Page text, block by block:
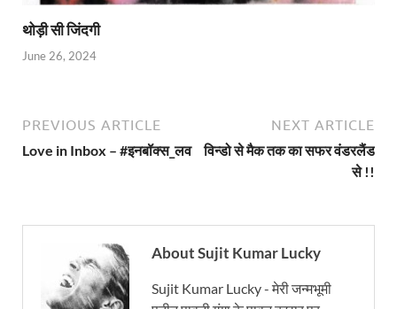
थोड़ी सी जिंदगी
June 26, 2024
PREVIOUS ARTICLE
Love in Inbox – #इनबॉक्स_लव
NEXT ARTICLE
विन्डो से मैक तक का सफर वंडरलैंड
से !!
About Sujit Kumar Lucky
Sujit Kumar Lucky - मेरी जन्मभूमी